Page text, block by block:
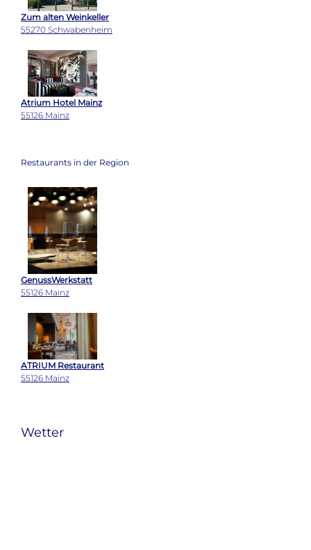
Zum alten Weinkeller
55270 Schwabenheim
Atrium Hotel Mainz
55126 Mainz
Restaurants in der Region
GenussWerkstatt
55126 Mainz
ATRIUM Restaurant
55126 Mainz
Wetter